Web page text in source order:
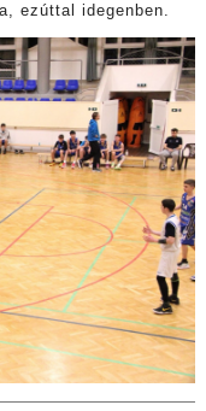
ezúttal idegenben.